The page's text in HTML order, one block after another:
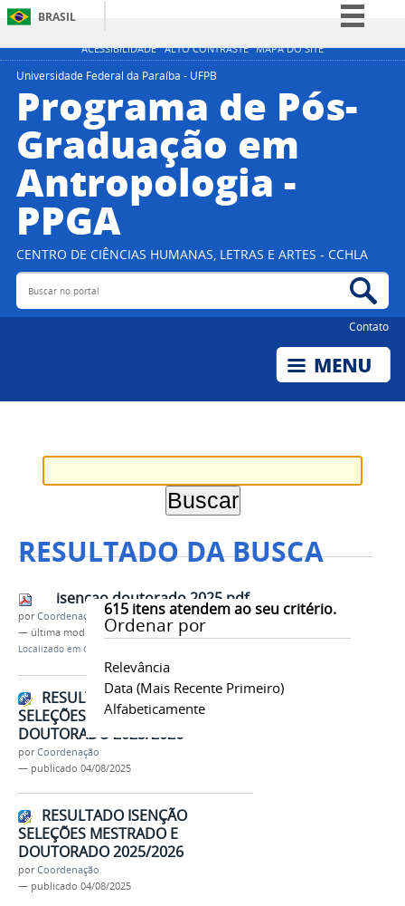
ACESSIBILIDADE ALTO CONTRASTE MAPA DO SITE
BRASIL
Simplifique!
Participe
Legislação
Canais
Universidade Federal da Paraíba - UFPB
Programa de Pós-
Graduação em
Antropologia -
PPGA
CENTRO DE CIÊNCIAS HUMANAS, LETRAS E ARTES - CCHLA
Buscar no portal
Contato
RESULTADO DA BUSCA
615itens atendem ao seu critério.
Ordenar por
Relevância
Data (mais Recente Primeiro)
Alfabeticamente
isencao doutorado 2025.pdf
porCoordenação
— última modificação04/08/2025 18h17
Localizado em Contents
RESULTADO ISENÇÃO
SELEÇÕES MESTRADO E
DOUTORADO 2025/2026
porCoordenação
— publicado 04/08/2025
RESULTADO ISENÇÃO
SELEÇÕES MESTRADO E
DOUTORADO 2025/2026
porCoordenação
— publicado 04/08/2025